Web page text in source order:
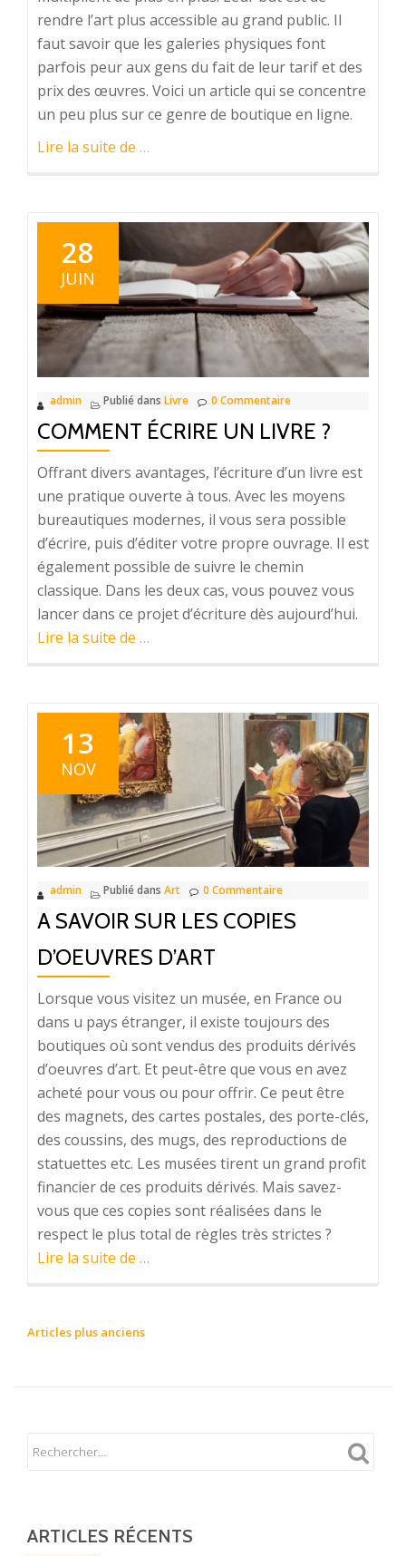
rendre l’art plus accessible au grand public. Il
faut savoir que les galeries physiques font
parfois peur aux gens du fait de leur tarif et des
prix des œuvres. Voici un article qui se concentre
un peu plus sur ce genre de boutique en ligne.
Lire la suite de à
galeries
d’art
en
ligne
…
28
JUIN
admin Publié dans Livre 0 Commentaire
COMMENT ÉCRIRE UN LIVRE ?
Offrant divers avantages, l’écriture d’un livre est
une pratique ouverte à tous. Avec les moyens
bureautiques modernes, il vous sera possible
d’écrire, puis d’éditer votre propre ouvrage. Il est
également possible de suivre le chemin
classique. Dans les deux cas, vous pouvez vous
lancer dans ce projet d’écriture dès aujourd’hui.
Lire la suite de à
livre
?
…
13
NOV
admin Publié dans Art 0 Commentaire
A SAVOIR SUR LES COPIES
D’OEUVRES D’ART
Lorsque vous visitez un musée, en France ou
dans u pays étranger, il existe toujours des
boutiques où sont vendus des produits dérivés
d’oeuvres d’art. Et peut-être que vous en avez
acheté pour vous ou pour offrir. Ce peut être
des magnets, des cartes postales, des porte-clés,
des coussins, des mugs, des reproductions de
statuettes etc. Les musées tirent un grand profit
financier de ces produits dérivés. Mais savez-
vous que ces copies sont réalisées dans le
respect le plus total de règles très strictes ?
Lire la suite de à
sur
…
NAVIGATION
Articles plus anciens
ARTICLES RÉCENTS